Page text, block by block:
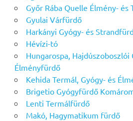
Győr Rába Quelle Élmény- és
Gyulai Várfürdő
Harkányi Gyógy- és
Hévízi-tó
Hungarospa, Hajdúszoboszlói
Élményfürdő
Kehida Termál, Gyógy- és
Brigetio Gyógyfürdő
Lenti Termálfürdő
Makó, Hagymatikum fürdő